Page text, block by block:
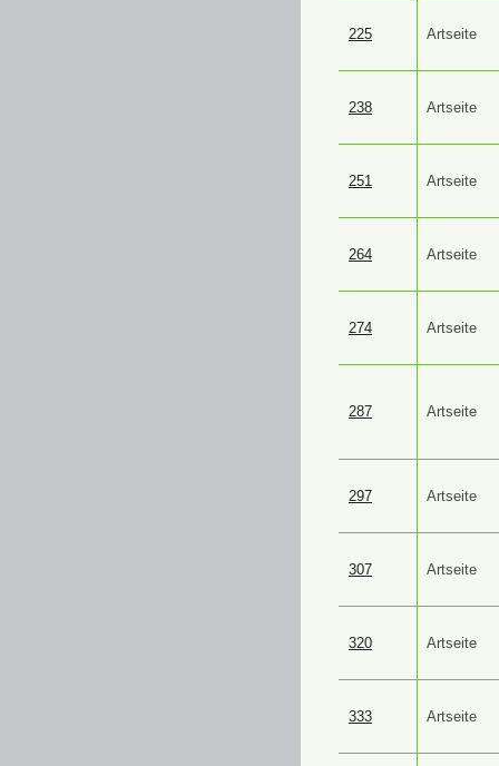
225 Artseite
238 Artseite
251 Artseite
264 Artseite
274 Artseite
287 Artseite
297 Artseite
307 Artseite
320 Artseite
333 Artseite